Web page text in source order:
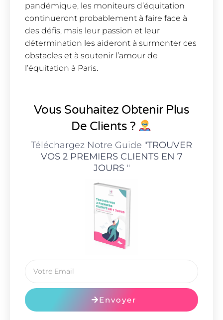
pandémique, les moniteurs d’équitation
continueront probablement à faire face à
des défis, mais leur passion et leur
détermination les aideront à surmonter ces
obstacles et à soutenir l’amour de
l’équitation à Paris.
Vous Souhaitez Obtenir Plus
De Clients ?
Téléchargez Notre Guide "TROUVER
VOS 2 PREMIERS CLIENTS EN 7
JOURS"
Envoyer